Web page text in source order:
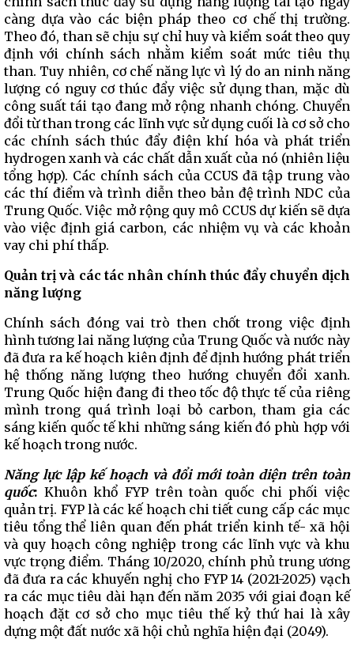
càng dựa vào các biện pháp theo cơ chế thị trường.
Theo đó, than sẽ chịu sự chỉ huy và kiểm soát theo quy
định với chính sách nhằm kiểm soát mức tiêu thụ
than. Tuy nhiên, cơ chế năng lực vì lý do an ninh năng
lượng có nguy cơ thúc đẩy việc sử dụng than, mặc dù
công suất tái tạo đang mở rộng nhanh chóng. Chuyển
đổi từ than trong các lĩnh vực sử dụng cuối là cơ sở cho
các chính sách thúc đẩy điện khí hóa và phát triển
hydrogen xanh và các chất dẫn xuất của nó (nhiên liệu
tổng hợp). Các chính sách của CCUS đã tập trung vào
các thí điểm và trình diễn theo bản đệ trình NDC của
Trung Quốc. Việc mở rộng quy mô CCUS dự kiến ​​sẽ dựa
vào việc định giá carbon, các nhiệm vụ và các khoản
vay chi phí thấp.
Quản trị và các tác nhân chính thúc đẩy chuyển dịch
năng lượng
Chính sách đóng vai trò then chốt trong việc định
hình tương lai năng lượng của Trung Quốc và nước này
đã đưa ra kế hoạch kiên định để định hướng phát triển
hệ thống năng lượng theo hướng chuyển đổi xanh.
Trung Quốc hiện đang đi theo tốc độ thực tế của riêng
mình trong quá trình loại bỏ carbon, tham gia các
sáng kiến ​​quốc tế khi những sáng kiến ​​đó phù hợp với
kế hoạch trong nước.
Năng lực lập kế hoạch và đổi mới toàn diện trên toàn
quốc: Khuôn khổ FYP trên toàn quốc chi phối việc
quản trị. FYP là các kế hoạch chi tiết cung cấp các mục
tiêu tổng thể liên quan đến phát triển kinh tế- xã hội
và quy hoạch công nghiệp trong các lĩnh vực và khu
vực trọng điểm. Tháng 10/2020, chính phủ trung ương
đã đưa ra các khuyến nghị cho FYP 14 (2021-2025) vạch
ra các mục tiêu dài hạn đến năm 2035 với giai đoạn kế
hoạch đặt cơ sở cho mục tiêu thế kỷ thứ hai là xây
dựng một đất nước xã hội chủ nghĩa hiện đại (2049).